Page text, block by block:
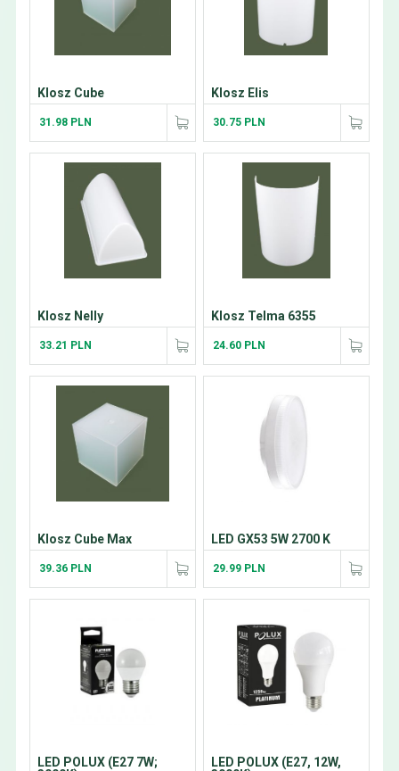
Klosz Cube
31.98 PLN
Klosz Elis
30.75 PLN
Klosz Nelly
33.21 PLN
Klosz Telma 6355
24.60 PLN
Klosz Cube Max
39.36 PLN
LED GX53 5W 2700 K
29.99 PLN
LED POLUX (E27 7W;
LED POLUX (E27, 12W,